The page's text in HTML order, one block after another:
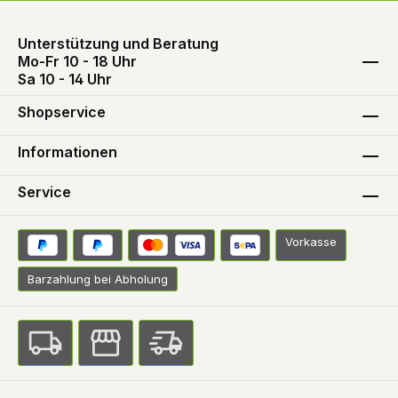
verwendet.Eigenschaften geraspelte
Flocken hergestellt nur aus Olivenöl
vegan löslich in warmem Wasser
rückfettend, mit pflegender Wirkung geringe
Schaumbildung frei von Farb-, Duft- und
Konservierungsstoffen frei von zusätzlichen
TensidenVolldeklarationOlivenölnatronseife,
Unterstützung und Beratung
Mo-Fr 10 - 18 Uhr
Sa 10 - 14 Uhr
Shopservice
Informationen
Service
Vorkasse
Barzahlung bei Abholung